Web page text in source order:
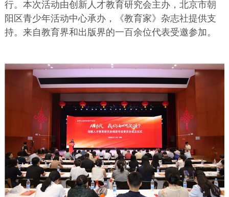
行。本次活动由创新人才教育研究会主办，北京市朝
阳区青少年活动中心承办，《教育家》杂志社提供支
持。来自教育界和出版界的一百余位代表受邀参加。